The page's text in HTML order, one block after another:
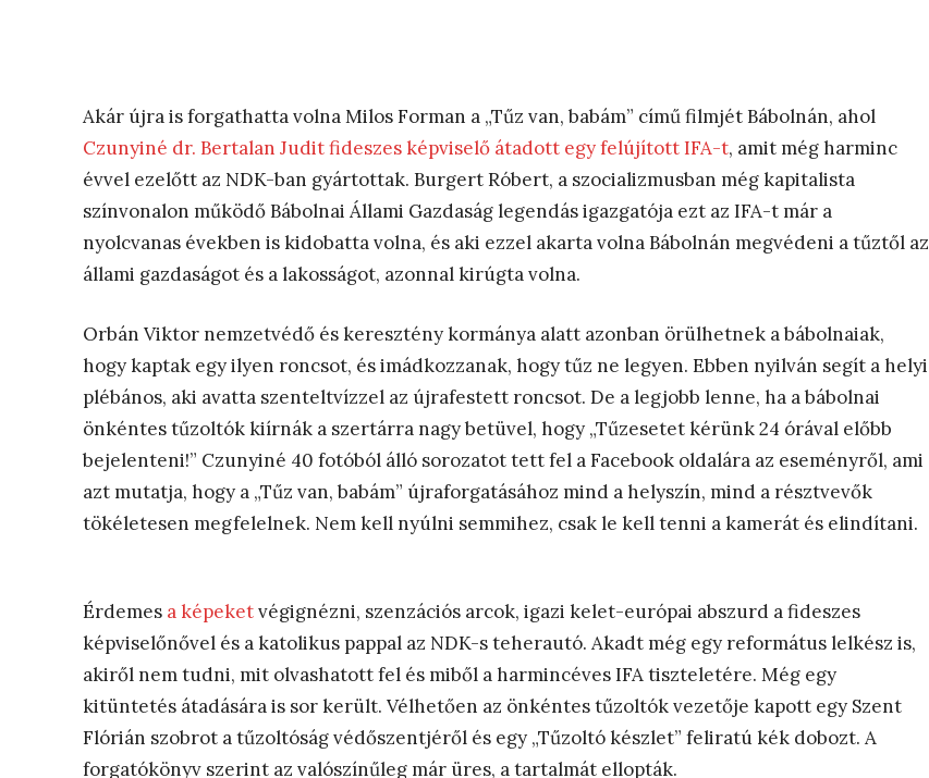
Akár újra is forgathatta volna Milos Forman a „Tűz van, babám” című filmjét Bábolnán, ahol
Czunyiné dr. Bertalan Judit fideszes képviselő átadott egy felújított IFA-t, amit még harminc
évvel ezelőtt az NDK-ban gyártottak. Burgert Róbert, a szocializmusban még kapitalista
színvonalon működő Bábolnai Állami Gazdaság legendás igazgatója ezt az IFA-t már a
nyolcvanas években is kidobatta volna, és aki ezzel akarta volna Bábolnán megvédeni a tűztől az
állami gazdaságot és a lakosságot, azonnal kirúgta volna.
Orbán Viktor nemzetvédő és keresztény kormánya alatt azonban örülhetnek a bábolnaiak,
hogy kaptak egy ilyen roncsot, és imádkozzanak, hogy tűz ne legyen. Ebben nyilván segít a helyi
plébános, aki avatta szenteltvízzel az újrafestett roncsot. De a legjobb lenne, ha a bábolnai
önkéntes tűzoltók kiírnák a szertárra nagy betüvel, hogy „Tűzesetet kérünk 24 órával előbb
bejelenteni!” Czunyiné 40 fotóból álló sorozatot tett fel a Facebook oldalára az eseményről, ami
azt mutatja, hogy a „Tűz van, babám” újraforgatásához mind a helyszín, mind a résztvevők
tökéletesen megfelelnek. Nem kell nyúlni semmihez, csak le kell tenni a kamerát és elindítani.
Érdemes a képeketvégignézni, szenzációs arcok, igazi kelet-európai abszurd a fideszes
képviselőnővel és a katolikus pappal az NDK-s teherautó. Akadt még egy református lelkész is,
akiről nem tudni, mit olvashatott fel és miből a harmincéves IFA tiszteletére. Még egy
kitüntetés átadására is sor került. Vélhetően az önkéntes tűzoltók vezetője kapott egy Szent
Flórián szobrot a tűzoltóság védőszentjéről és egy „Tűzoltó készlet” feliratú kék dobozt. A
forgatókönyv szerint az valószínűleg már üres, a tartalmát ellopták.